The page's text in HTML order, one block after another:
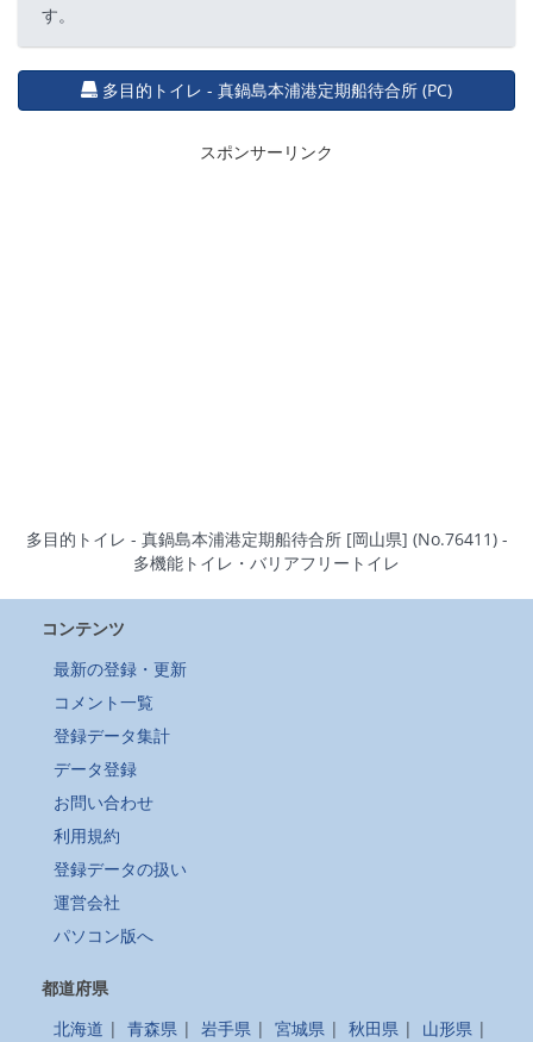
す。
多目的トイレ - 真鍋島本浦港定期船待合所 (PC)
スポンサーリンク
多目的トイレ - 真鍋島本浦港定期船待合所 [岡山県] (No.76411) -
多機能トイレ・バリアフリートイレ
コンテンツ
最新の登録・更新
コメント一覧
登録データ集計
データ登録
お問い合わせ
利用規約
登録データの扱い
運営会社
パソコン版へ
都道府県
北海道 | 青森県 | 岩手県 | 宮城県 | 秋田県 | 山形県 |